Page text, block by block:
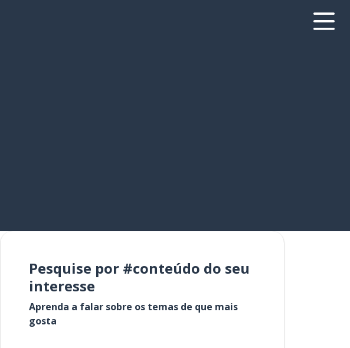
Pesquise por #conteúdo do seu
interesse
Aprenda a falar sobre os temas de que mais
gosta